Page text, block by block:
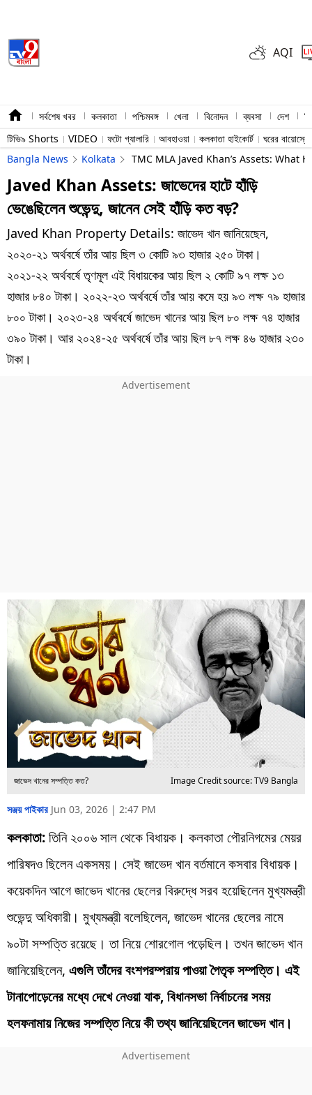
AQI
সর্বশেষ খবর কলকাতা পশ্চিমবঙ্গ খেলা বিনোদন ব্যবসা দেশ
টিভি৯ Shorts
VIDEO ফটো গ্যালারি আবহাওয়া কলকাতা হাইকোর্ট
ঘরের
Bangla News
Kolkata TMC MLA Javed Khan’s Assets: What
Javed Khan Assets: জাভেদের হাটে হাঁড়ি
ভেঙেছিলেন শুভেন্দু, জানেন সেই হাঁড়ি কত বড়?
Javed Khan Property Details: জাভেদ খান জানিয়েছেন,
২০২০-২১ অর্থবর্ষে তাঁর আয় ছিল ৩ কোটি ৯৩ হাজার ২৫০ টাকা।
২০২১-২২ অর্থবর্ষে তৃণমূল এই বিধায়কের আয় ছিল ২ কোটি ৯৭ লক্ষ ১৩
হাজার ৮৪০ টাকা। ২০২২-২৩ অর্থবর্ষে তাঁর আয় কমে হয় ৯৩ লক্ষ ৭৯ হাজার
৮০০ টাকা। ২০২৩-২৪ অর্থবর্ষে জাভেদ খানের আয় ছিল ৮০ লক্ষ ৭৪ হাজার
৩৯০ টাকা। আর ২০২৪-২৫ অর্থবর্ষে তাঁর আয় ছিল ৮৭ লক্ষ ৪৬ হাজার ২৩০
টাকা।
জাভেদ খানের সম্পত্তি কত? Image Credit source: TV9 Bangla
সঞ্জয় পাইকার Jun 03, 2026 | 2:47 PM
কলকাতা:তিনি ২০০৬ সাল থেকে বিধায়ক। কলকাতা পৌরনিগমের মেয়র
পারিষদও ছিলেন একসময়। সেই জাভেদ খান বর্তমানে কসবার বিধায়ক।
কয়েকদিন আগে জাভেদ খানের ছেলের বিরুদ্ধে সরব হয়েছিলেন মুখ্যমন্ত্রী
শুভেন্দু অধিকারী। মুখ্যমন্ত্রী বলেছিলেন, জাভেদ খানের ছেলের নামে
৯০টা সম্পত্তি রয়েছে। তা নিয়ে শোরগোল পড়েছিল। তখন জাভেদ খান
জানিয়েছিলেন, এগুলি তাঁদের বংশপরম্পরায় পাওয়া পৈতৃক সম্পত্তি। এই
টানাপোড়েনের মধ্যে দেখে নেওয়া যাক, বিধানসভা নির্বাচনের সময়
হলফনামায় নিজের সম্পত্তি নিয়ে কী তথ্য জানিয়েছিলেন জাভেদ খান।